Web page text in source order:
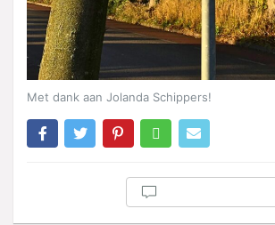
Met dank aan Jolanda Schippers!